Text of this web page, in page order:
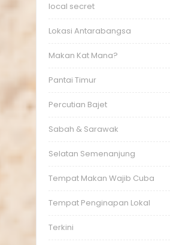
local secret
Lokasi Antarabangsa
Makan Kat Mana?
Pantai Timur
Percutian Bajet
Sabah & Sarawak
Selatan Semenanjung
Tempat Makan Wajib Cuba
Tempat Penginapan Lokal
Terkini